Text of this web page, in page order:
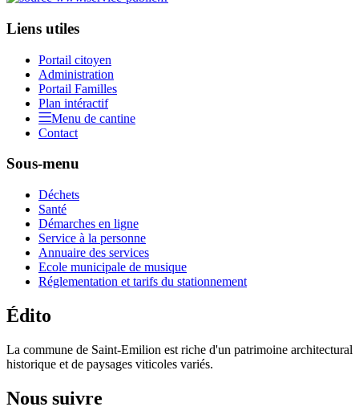
Liens utiles
Portail citoyen
Administration
Portail Familles
Plan intéractif
Menu de cantine
Contact
Sous-menu
Déchets
Santé
Démarches en ligne
Service à la personne
Annuaire des services
Ecole municipale de musique
Réglementation et tarifs du stationnement
Édito
La commune de Saint-Emilion est riche d'un patrimoine architectural
historique et de paysages viticoles variés.
Nous suivre